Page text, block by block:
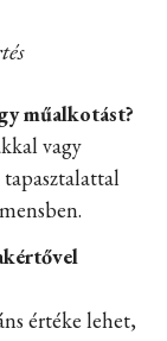
műalkotást?
vagy
értéke lehet,